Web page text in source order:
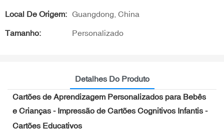
Local De Origem: Guangdong, China
Tamanho: Personalizado
Detalhes Do Produto
Cartões de Aprendizagem Personalizados para Bebês
e Crianças - Impressão de Cartões Cognitivos Infantis -
Cartões Educativos